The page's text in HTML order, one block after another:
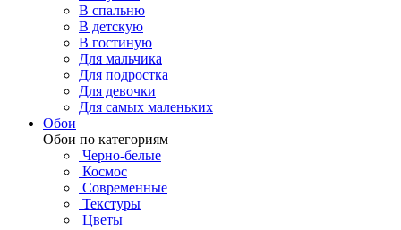
В спальню
В детскую
В гостиную
Для мальчика
Для подростка
Для девочки
Для самых маленьких
Обои
Обои по категориям
Черно-белые
Космос
Современные
Текстуры
Цветы